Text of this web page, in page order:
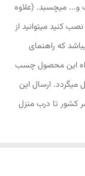
و... میچسبد. (علاوه
کنید میتوانید از
که راهنمای
این محصول چسب
میگردد. ارسال این
کشور تا درب منزل